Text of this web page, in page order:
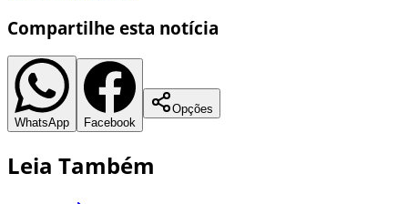
Compartilhe esta notícia
WhatsApp Facebook
Opções
Leia Também